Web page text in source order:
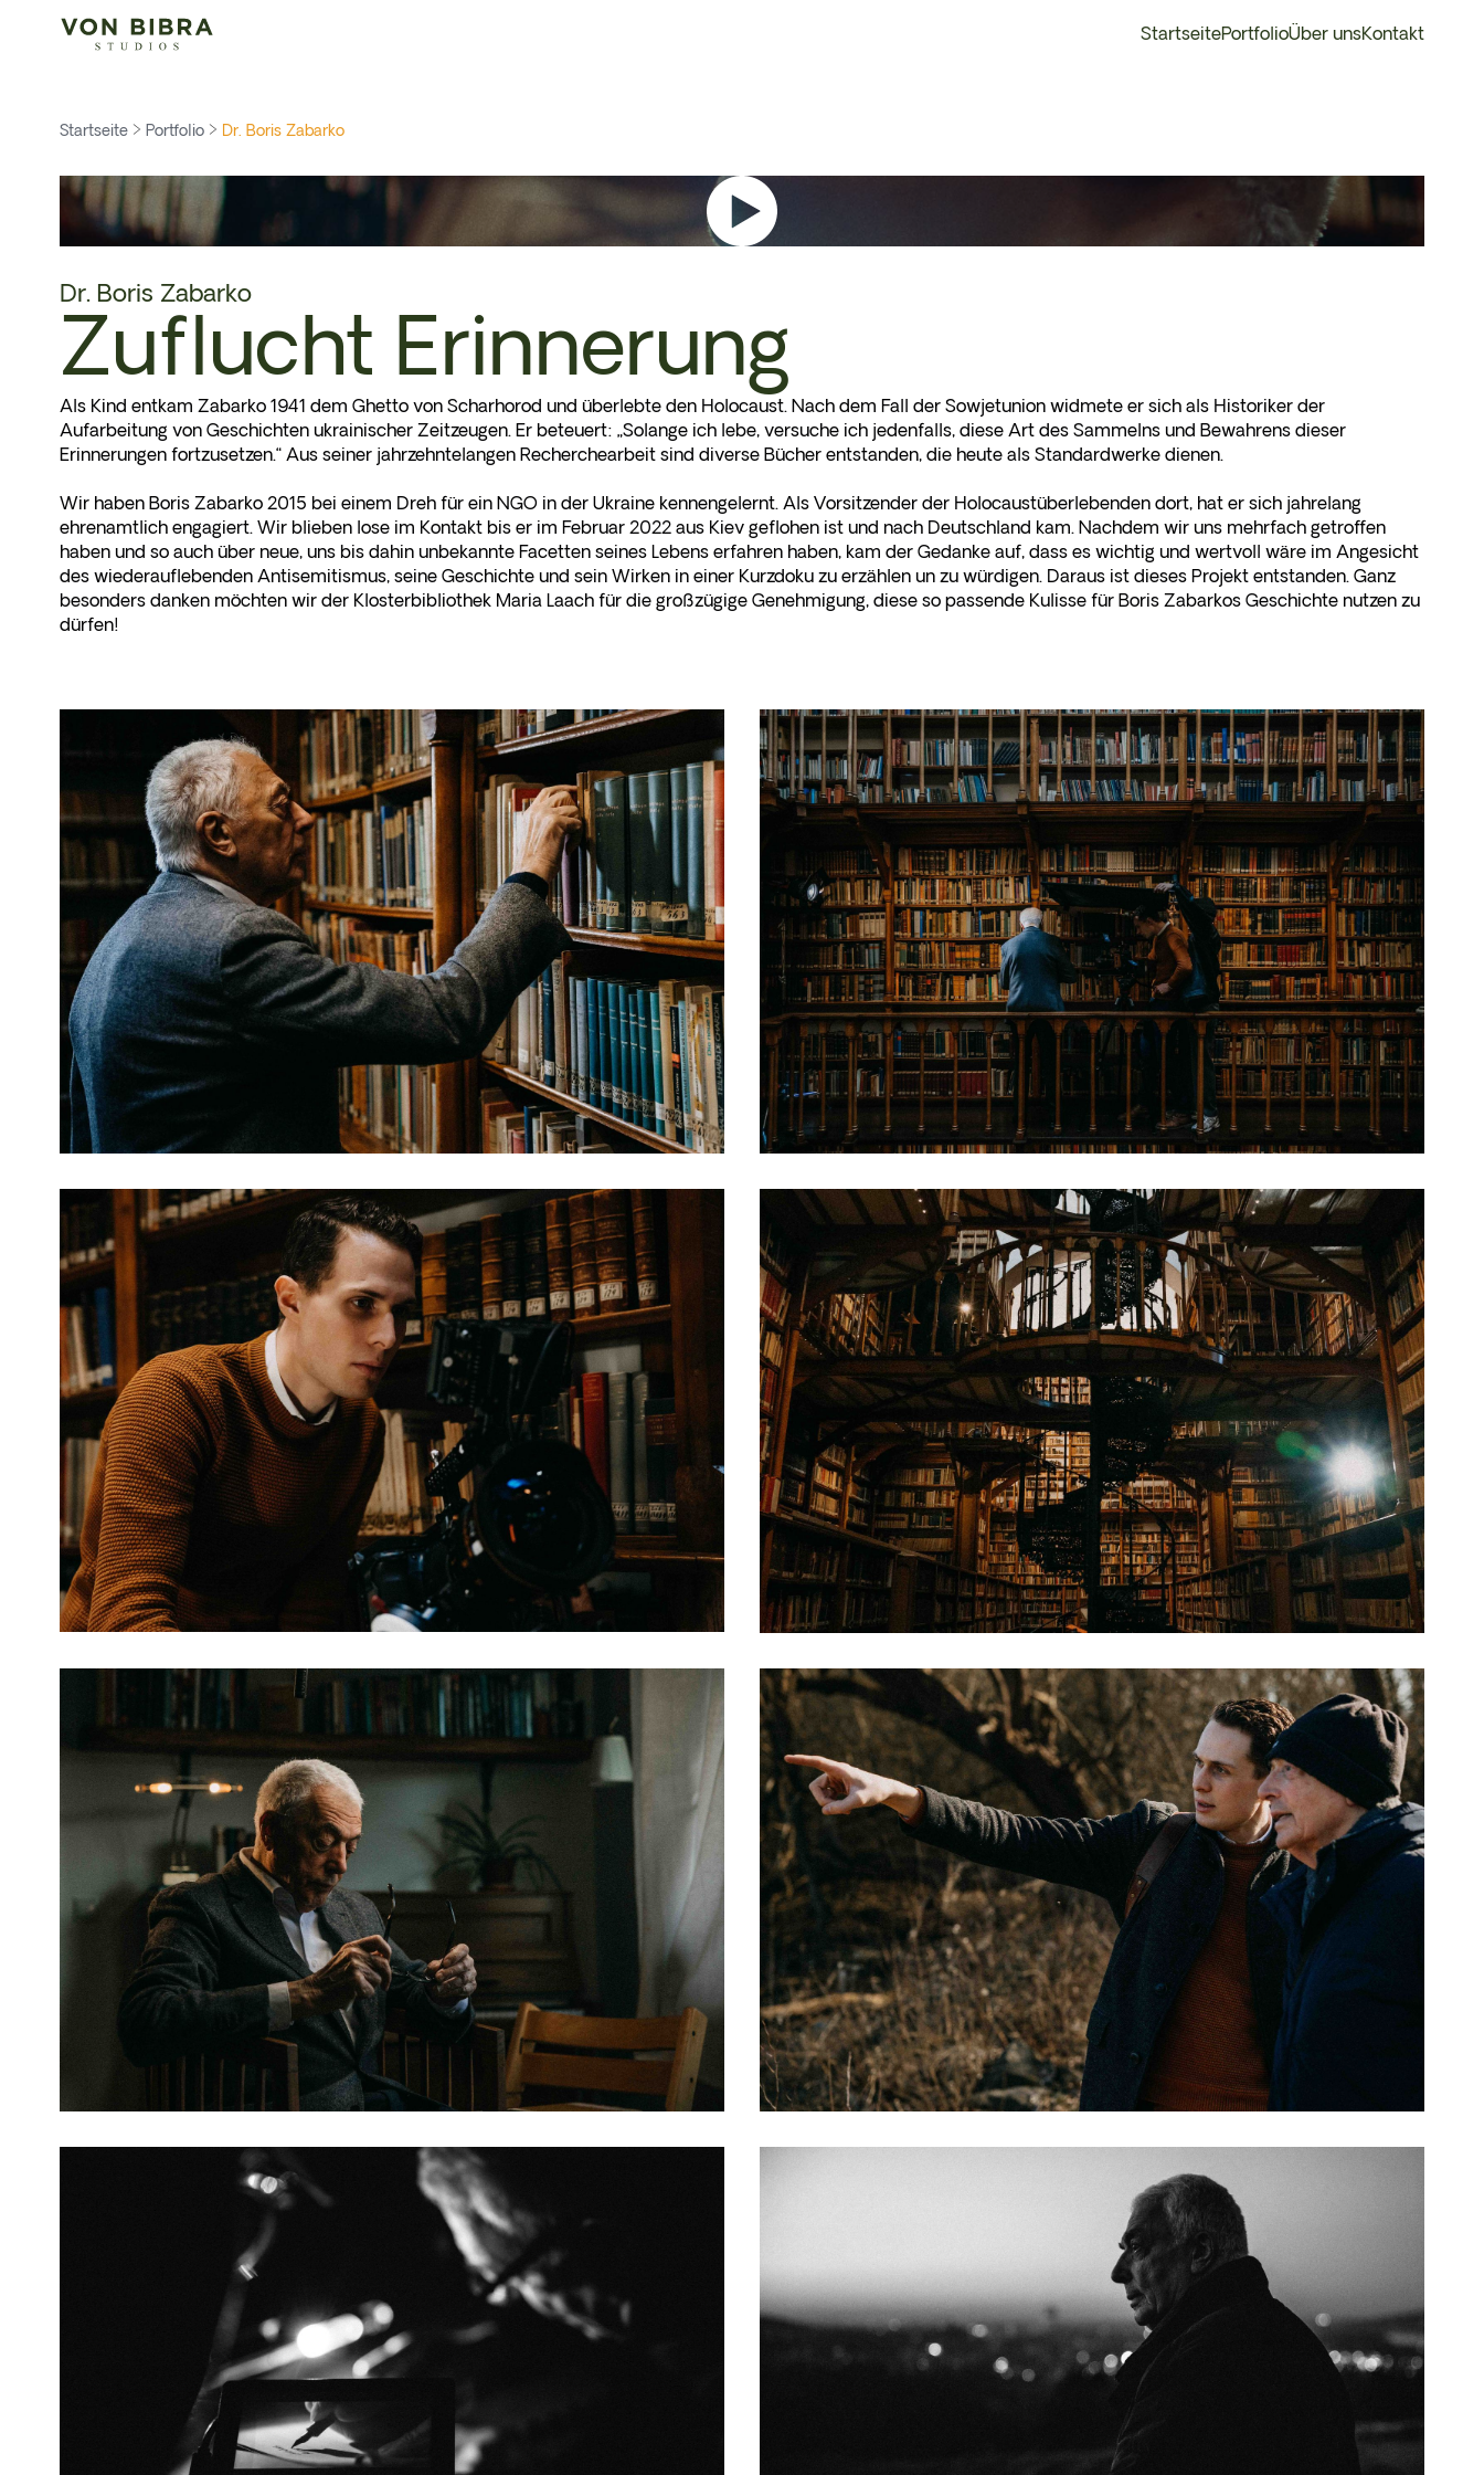
StartseitePortfolioÜber unsKontakt
Startseite Portfolio Dr. Boris Zabarko
Dr. Boris Zabarko
Zuflucht Erinnerung
Als Kind entkam Zabarko 1941 dem Ghetto von Scharhorod und überlebte den Holocaust. Nach dem Fall der Sowjetunion widmete er sich als Historiker der
Aufarbeitung von Geschichten ukrainischer Zeitzeugen. Er beteuert: „Solange ich lebe, versuche ich jedenfalls, diese Art des Sammelns und Bewahrens dieser
Erinnerungen fortzusetzen.“ Aus seiner jahrzehntelangen Recherchearbeit sind diverse Bücher entstanden, die heute als Standardwerke dienen.
Wir haben Boris Zabarko 2015 bei einem Dreh für ein NGO in der Ukraine kennengelernt. Als Vorsitzender der Holocaustüberlebenden dort, hat er sich jahrelang
ehrenamtlich engagiert. Wir blieben lose im Kontakt bis er im Februar 2022 aus Kiev geflohen ist und nach Deutschland kam. Nachdem wir uns mehrfach getroffen
haben und so auch über neue, uns bis dahin unbekannte Facetten seines Lebens erfahren haben, kam der Gedanke auf, dass es wichtig und wertvoll wäre im Angesicht
des wiederauflebenden Antisemitismus, seine Geschichte und sein Wirken in einer Kurzdoku zu erzählen un zu würdigen. Daraus ist dieses Projekt entstanden. Ganz
besonders danken möchten wir der Klosterbibliothek Maria Laach für die großzügige Genehmigung, diese so passende Kulisse für Boris Zabarkos Geschichte nutzen zu
dürfen!